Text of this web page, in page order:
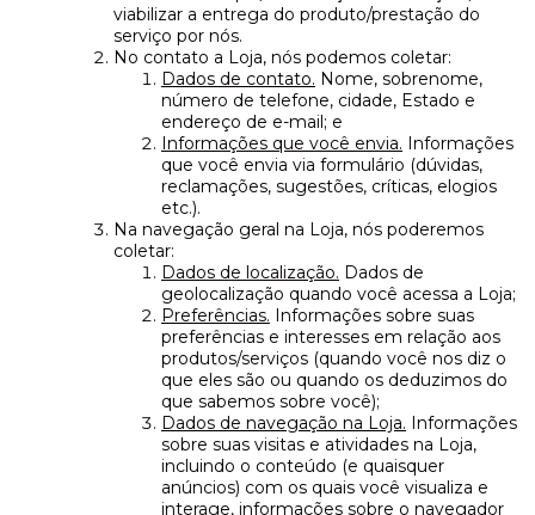
viabilizar a entrega do produto/prestação do
serviço por nós.
No contato a Loja, nós podemos coletar:
Dados de contato. Nome, sobrenome,
número de telefone, cidade, Estado e
endereço de e-mail; e
Informações que você envia. Informações
que você envia via formulário (dúvidas,
reclamações, sugestões, críticas, elogios
etc.).
Na navegação geral na Loja, nós poderemos
coletar:
Dados de localização. Dados de
geolocalização quando você acessa a Loja;
Preferências. Informações sobre suas
preferências e interesses em relação aos
produtos/serviços (quando você nos diz o
que eles são ou quando os deduzimos do
que sabemos sobre você);
Dados de navegação na Loja. Informações
sobre suas visitas e atividades na Loja,
incluindo o conteúdo (e quaisquer
anúncios) com os quais você visualiza e
interage, informações sobre o navegador